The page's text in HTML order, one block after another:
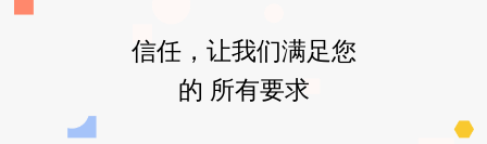
信任，让我们满足您
的 所有要求